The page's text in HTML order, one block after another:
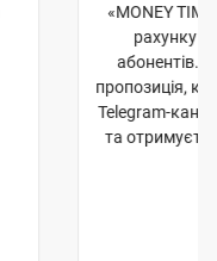
«MONEY
рахунку
абонентів.
пропозиція,
Telegram-
та